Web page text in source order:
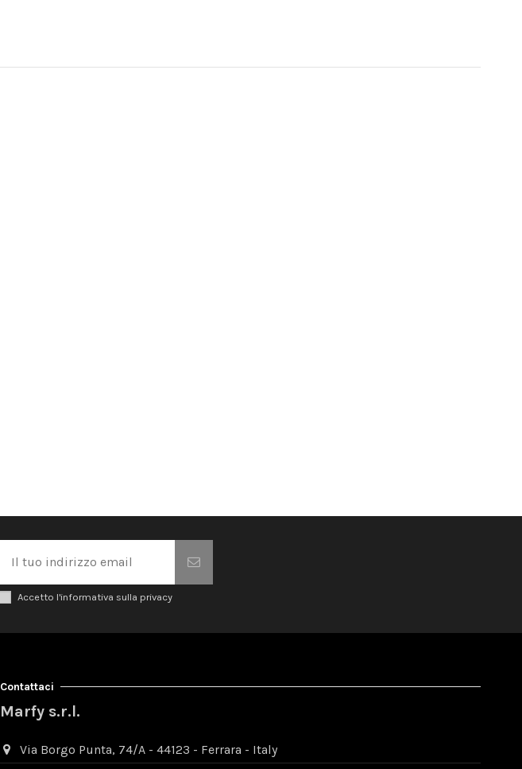
Accetto l'informativa sulla privacy
Contattaci
Marfy s.r.l.
Via Borgo Punta, 74/A - 44123 - Ferrara - Italy